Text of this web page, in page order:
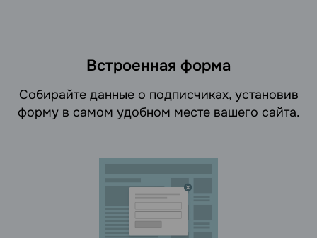
Встроенная форма
Cобирайте данные о подписчиках, установив
форму в самом удобном месте вашего сайта.